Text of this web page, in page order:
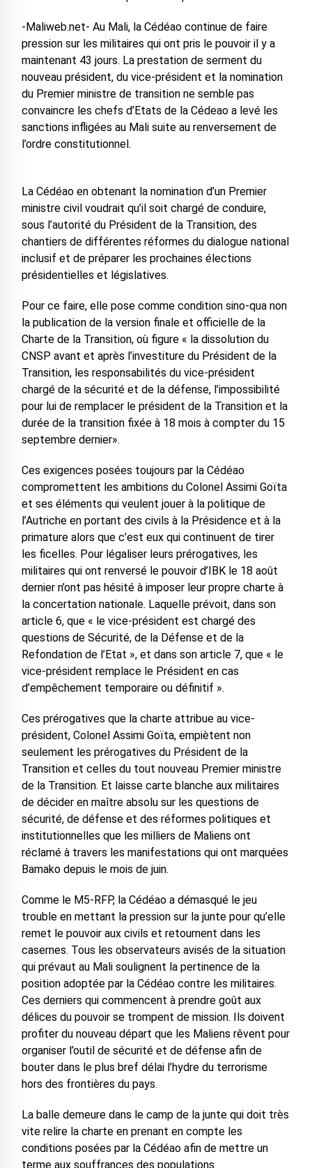
-Maliweb.net- Au Mali, la Cédéao continue de faire
pression sur les militaires qui ont pris le pouvoir il y a
maintenant 43 jours. La prestation de serment du
nouveau président, du vice-président et la nomination
du Premier ministre de transition ne semble pas
convaincre les chefs d’Etats de la Cédeao a levé les
sanctions infligées au Mali suite au renversement de
l’ordre constitutionnel.
La Cédéao en obtenant la nomination d’un Premier
ministre civil voudrait qu’il soit chargé de conduire,
sous l’autorité du Président de la Transition, des
chantiers de différentes réformes du dialogue national
inclusif et de préparer les prochaines élections
présidentielles et législatives.
Pour ce faire, elle pose comme condition sino-qua non
la publication de la version finale et officielle de la
Charte de la Transition, où figure « la dissolution du
CNSP avant et après l’investiture du Président de la
Transition, les responsabilités du vice-président
chargé de la sécurité et de la défense, l’impossibilité
pour lui de remplacer le président de la Transition et la
durée de la transition fixée à 18 mois à compter du 15
septembre dernier».
Ces exigences posées toujours par la Cédéao
compromettent les ambitions du Colonel Assimi Goïta
et ses éléments qui veulent jouer à la politique de
l’Autriche en portant des civils à la Présidence et à la
primature alors que c’est eux qui continuent de tirer
les ficelles. Pour légaliser leurs prérogatives, les
militaires qui ont renversé le pouvoir d’IBK le 18 août
dernier n’ont pas hésité à imposer leur propre charte à
la concertation nationale. Laquelle prévoit, dans son
article 6, que « le vice-président est chargé des
questions de Sécurité, de la Défense et de la
Refondation de l’Etat », et dans son article 7, que « le
vice-président remplace le Président en cas
d’empêchement temporaire ou définitif ».
Ces prérogatives que la charte attribue au vice-
président, Colonel Assimi Goïta, empiètent non
seulement les prérogatives du Président de la
Transition et celles du tout nouveau Premier ministre
de la Transition. Et laisse carte blanche aux militaires
de décider en maître absolu sur les questions de
sécurité, de défense et des réformes politiques et
institutionnelles que les milliers de Maliens ont
réclamé à travers les manifestations qui ont marquées
Bamako depuis le mois de juin.
Comme le M5-RFP, la Cédéao a démasqué le jeu
trouble en mettant la pression sur la junte pour qu’elle
remet le pouvoir aux civils et retournent dans les
casernes. Tous les observateurs avisés de la situation
qui prévaut au Mali soulignent la pertinence de la
position adoptée par la Cédéao contre les militaires.
Ces derniers qui commencent à prendre goût aux
délices du pouvoir se trompent de mission. Ils doivent
profiter du nouveau départ que les Maliens rêvent pour
organiser l’outil de sécurité et de défense afin de
bouter dans le plus bref délai l’hydre du terrorisme
hors des frontières du pays.
La balle demeure dans le camp de la junte qui doit très
vite relire la charte en prenant en compte les
conditions posées par la Cédéao afin de mettre un
terme aux souffrances des populations.